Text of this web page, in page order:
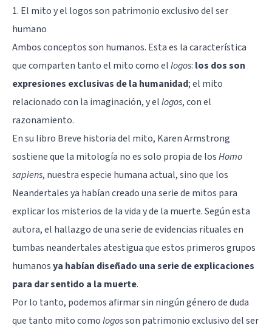
1. El mito y el logos son patrimonio exclusivo del ser
humano
Ambos conceptos son humanos. Esta es la característica
que comparten tanto el mito como ellogos: los dos son
expresiones exclusivas de la humanidad; el mito
relacionado con la imaginación, y ellogos, con el
razonamiento.
En su libro Breve historia del mito, Karen Armstrong
sostiene que la mitología no es solo propia de losHomo
sapiens, nuestra especie humana actual, sino que los
Neandertales ya habían creado una serie de mitos para
explicar los misterios de la vida y de la muerte. Según esta
autora, el hallazgo de una serie de evidencias rituales en
tumbas neandertales atestigua que estos primeros grupos
humanosya habían diseñado una serie de explicaciones
para dar sentido a la muerte.
Por lo tanto, podemos afirmar sin ningún género de duda
que tanto mito comologosson patrimonio exclusivo del ser